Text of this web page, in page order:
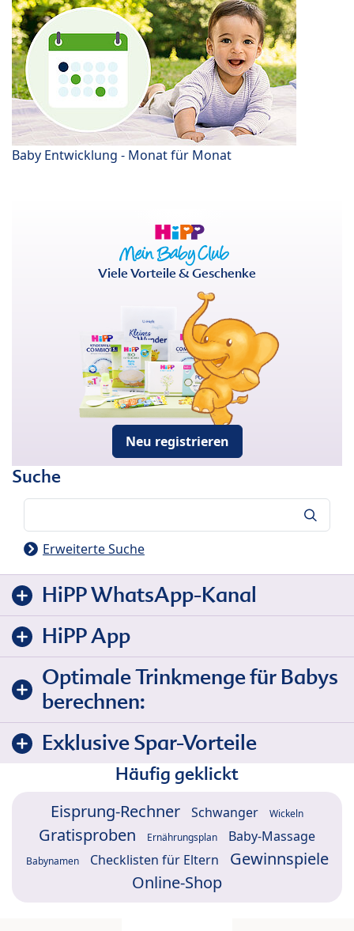
Baby Entwicklung - Monat für Monat
Viele Vorteile & Geschenke
Neu registrieren
Suche
Erweiterte Suche
HiPP WhatsApp-Kanal
HiPP App
Optimale Trinkmenge für Babys
berechnen:
Exklusive Spar-Vorteile
Häufig geklickt
Eisprung-Rechner Schwanger Wickeln
Gratisproben Ernährungsplan Baby-Massage
Babynamen Checklisten für Eltern
Gewinnspiele
Online-Shop